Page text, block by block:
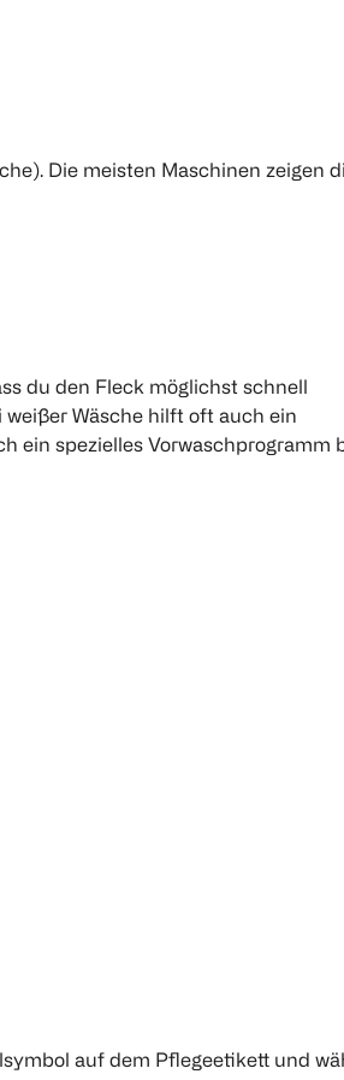
Die meisten Maschinen zeigen
du den Fleck möglichst schnell
Wäsche hilft oft auch ein
ein spezielles Vorwaschprogramm
auf dem Pflegeetikett und